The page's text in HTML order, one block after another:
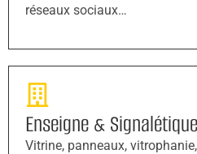
réseaux sociaux…
Enseigne & Signalétique
Vitrine, panneaux,